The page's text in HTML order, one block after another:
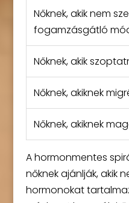
Nőknek, akik nem
fogamzásgátló
Nőknek, akik
Nőknek, akiknek
Nőknek, akiknek
A hormonmentes
nőknek ajánlják, akik
hormonokat